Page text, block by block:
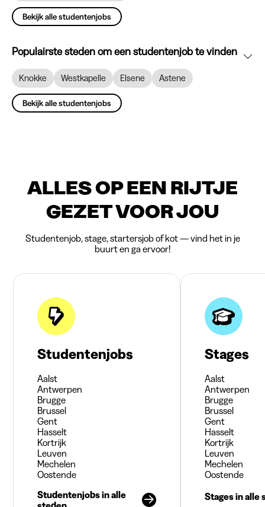
Bekijk alle studentenjobs
Populairste steden om een studentenjob te vinden
Knokke Westkapelle Elsene Astene
Bekijk alle studentenjobs
ALLES OP EEN RIJTJE
GEZET VOOR JOU
Studentenjob, stage, startersjob of kot — vind het in je
buurt en ga ervoor!
Studentenjobs
Aalst
Antwerpen
Brugge
Brussel
Gent
Hasselt
Kortrijk
Leuven
Mechelen
Oostende
Studentenjobs in alle
Stages
Aalst
Antwerpen
Brugge
Brussel
Gent
Hasselt
Kortrijk
Leuven
Mechelen
Oostende
Stages in alle